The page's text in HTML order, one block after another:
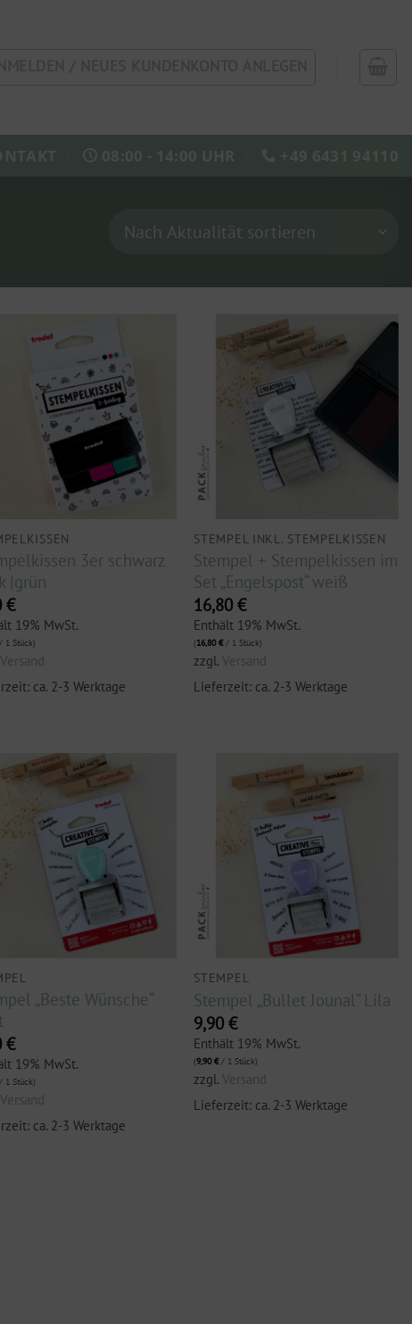
08:00 - 14:00 UHR +49 6431 94110
3er schwarz
|grün
€
19% MwSt.
Stück)
Versand
ca. 2-3 Werktage
STEMPEL INKL. STEMPELKISSEN
Stempel + Stempelkissen im
Set „Engelspost“ weiß
16,80€
Enthält 19% MwSt.
(16,80€/ 1 Stück)
zzgl.Versand
Lieferzeit: ca. 2-3 Werktage
„Beste Wünsche“
€
19% MwSt.
Stück)
Versand
ca. 2-3 Werktage
STEMPEL
Stempel „Bullet Jounal“ Lila
9,90€
Enthält 19% MwSt.
(9,90€/ 1 Stück)
zzgl.Versand
Lieferzeit: ca. 2-3 Werktage